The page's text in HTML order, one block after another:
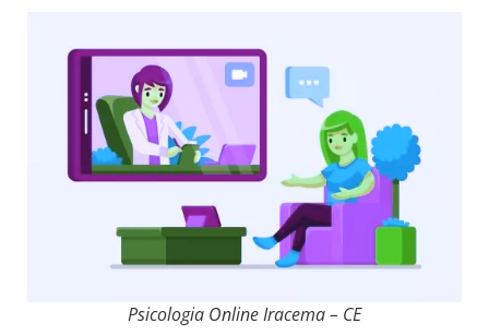
Psicologia Online Iracema – CE